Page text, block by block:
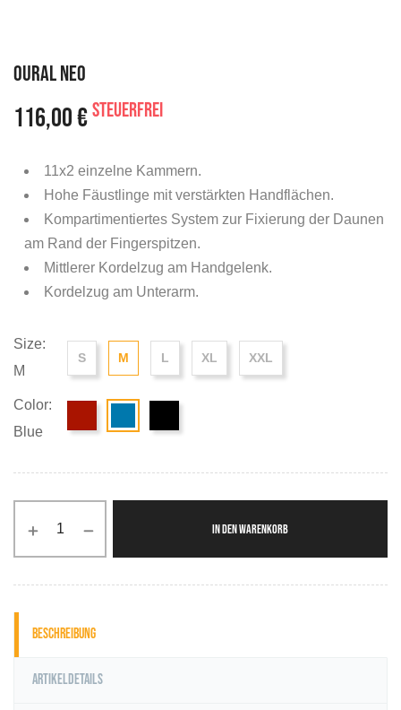
OURAL NEO
116,00 €steuerfrei
11x2 einzelne Kammern.
Hohe Fäustlinge mit verstärkten Handflächen.
Kompartimentiertes System zur Fixierung der Daunen
am Rand der Fingerspitzen.
Mittlerer Kordelzug am Handgelenk.
Kordelzug am Unterarm.
Size:
M
S M L XL XXL
Color:
Blue
IN DEN WARENKORB
Beschreibung
Artikeldetails